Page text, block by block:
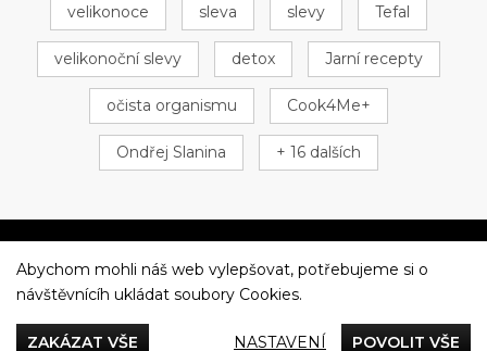
velikonoce sleva slevy Tefal
velikonoční slevy detox Jarní recepty
očista organismu Cook4Me+
Ondřej Slanina + 16 dalších
Večeříme společně
Abychom mohli náš web vylepšovat, potřebujeme si o
návštěvnícíh ukládat soubory Cookies.
ZAKÁZAT VŠE NASTAVENÍ POVOLIT VŠE